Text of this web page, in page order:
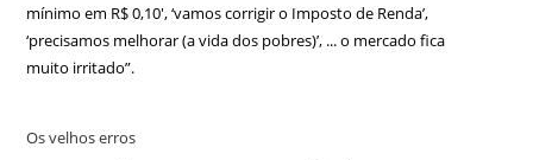
mínimo em R$ 0,10′, ‘vamos corrigir o Imposto de Renda’,
‘precisamos melhorar (a vida dos pobres)’, ... o mercado fica
muito irritado”.
Os velhos erros